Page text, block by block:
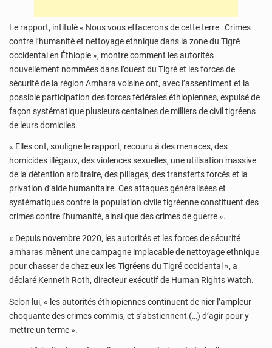
Le rapport, intitulé « Nous vous effacerons de cette terre : Crimes
contre l’humanité et nettoyage ethnique dans la zone du Tigré
occidental en Éthiopie », montre comment les autorités
nouvellement nommées dans l’ouest du Tigré et les forces de
sécurité de la région Amhara voisine ont, avec l’assentiment et la
possible participation des forces fédérales éthiopiennes, expulsé de
façon systématique plusieurs centaines de milliers de civil tigréens
de leurs domiciles.
« Elles ont, souligne le rapport, recouru à des menaces, des
homicides illégaux, des violences sexuelles, une utilisation massive
de la détention arbitraire, des pillages, des transferts forcés et la
privation d’aide humanitaire. Ces attaques généralisées et
systématiques contre la population civile tigréenne constituent des
crimes contre l’humanité, ainsi que des crimes de guerre ».
« Depuis novembre 2020, les autorités et les forces de sécurité
amharas mènent une campagne implacable de nettoyage ethnique
pour chasser de chez eux les Tigréens du Tigré occidental », a
déclaré Kenneth Roth, directeur exécutif de Human Rights Watch.
Selon lui, « les autorités éthiopiennes continuent de nier l’ampleur
choquante des crimes commis, et s’abstiennent (…) d’agir pour y
mettre un terme ».